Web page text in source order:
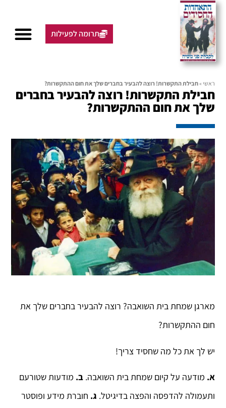
תרומה לפעילות
ראשי »חבילת התקשרות! רוצה להבעיר בחברים שלך את חום ההתקשרות?
חבילת התקשרות! רוצה להבעיר בחברים
שלך את חום ההתקשרות?
מארגן שמחת בית השואבה? רוצה להבעיר בחברים שלך את
חום ההתקשרות?
יש לך את כל מה שחסיד צריך!
א. מודעה על קיום שמחת בית השואבה.ב. מודעות שטורעם
ותעמולה להדפסה והפצה בדיגיטל. ג. חוברת מידע ופוסטר